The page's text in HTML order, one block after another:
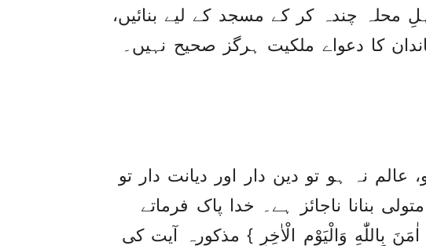
محلہ چندہ کر کے مسجد کے لیے بنائیں،
کا دعواے ملکیت ہرگز صحیح نہیں۔
نہ ہو تو دین دار اور دیانت دار تو
بنانا ناجائز ہے۔ خدا پاک فرماتے
بِاللّٰهِ وَالْيَوْمِ الْاٰخِرِ } مذکورہ آیت کی